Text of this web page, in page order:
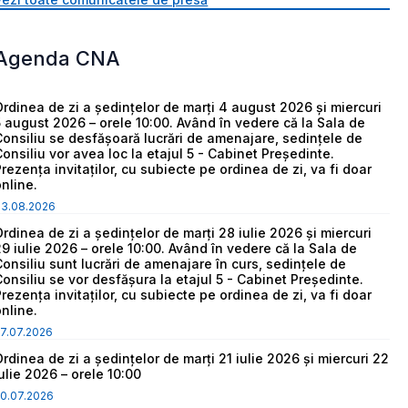
CNA
de zi a ședințelor de marți 4 august 2026 și miercuri
august 2026 – orele 10:00. Având în vedere că la Sala de
se desfășoară lucrări de amenajare, sedințele de
vor avea loc la etajul 5 - Cabinet Președinte.
invitaților, cu subiecte pe ordinea de zi, va fi doar
de zi a ședințelor de marți 28 iulie 2026 și miercuri
iulie 2026 – orele 10:00. Având în vedere că la Sala de
sunt lucrări de amenajare în curs, sedințele de
se vor desfășura la etajul 5 - Cabinet Președinte.
invitaților, cu subiecte pe ordinea de zi, va fi doar
de zi a ședințelor de marți 21 iulie 2026 și miercuri 22
2026 – orele 10:00